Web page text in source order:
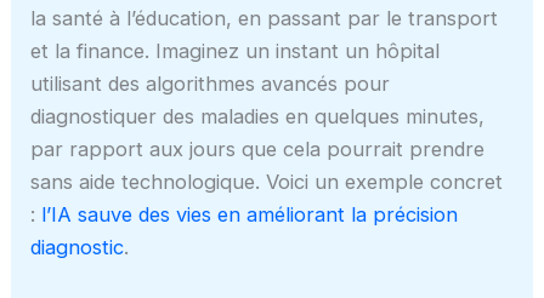
la santé à l’éducation, en passant par le transport
et la finance. Imaginez un instant un hôpital
utilisant des algorithmes avancés pour
diagnostiquer des maladies en quelques minutes,
par rapport aux jours que cela pourrait prendre
sans aide technologique. Voici un exemple concret
: l’IA sauve des vies en améliorant la précision
diagnostic.